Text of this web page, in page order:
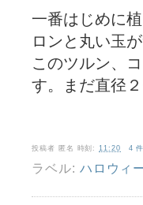
一番はじめに
ロンと丸い玉
このツルン、
す。まだ直径
投稿者 匿名 時刻: 11:20 4
ラベル: ハロウィ